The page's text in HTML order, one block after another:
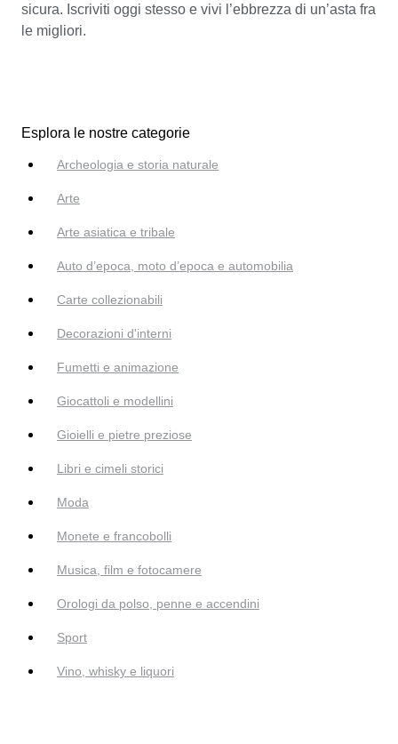
sicura. Iscriviti oggi stesso e vivi l’ebbrezza di un’asta fra
le migliori.
Esplora le nostre categorie
Archeologia e storia naturale
Arte
Arte asiatica e tribale
Auto d’epoca, moto d’epoca e automobilia
Carte collezionabili
Decorazioni d'interni
Fumetti e animazione
Giocattoli e modellini
Gioielli e pietre preziose
Libri e cimeli storici
Moda
Monete e francobolli
Musica, film e fotocamere
Orologi da polso, penne e accendini
Sport
Vino, whisky e liquori